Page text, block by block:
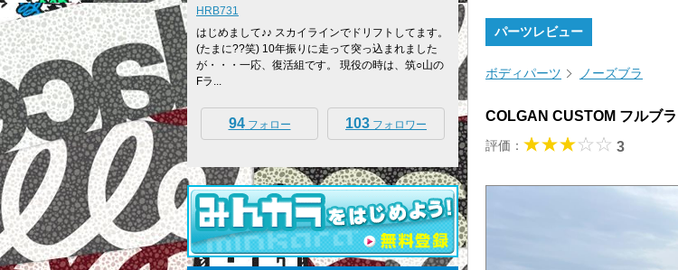
パーツレビュー
ボディパーツ ノーズブラ
COLGAN CUSTOM フルブラ
評価： 3
HRB731
はじめまして♪♪ スカイラインでドリフトしてます。
(たまに??笑) 10年振りに走って突っ込まれました
が・・・一応、復活組です。 現役の時は、筑○山の
Fラ...
94フォロー 103 フォロワー